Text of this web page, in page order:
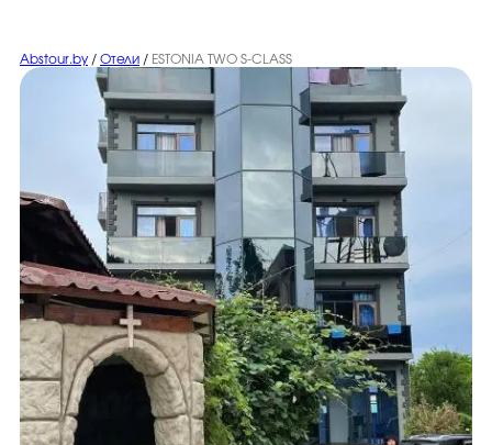
Abstour.by / Отели / ESTONIA TWO S-CLASS